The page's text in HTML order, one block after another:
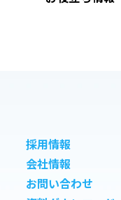
採用情報
会社情報
お問い合わせ